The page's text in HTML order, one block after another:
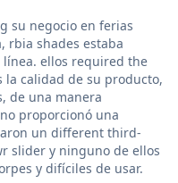
su negocio en ferias
rbia shades estaba
ellos required the
calidad de su producto,
de una manera
proporcionó una
un different third-
slider y ninguno de ellos
y difíciles de usar.